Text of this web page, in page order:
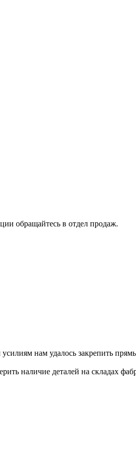
обращайтесь в отдел продаж.
нам удалось закрепить
наличие деталей на складах